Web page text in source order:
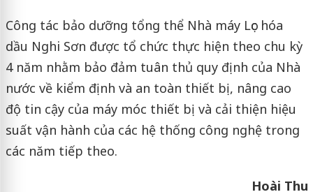
Công tác bảo dưỡng tổng thể Nhà máy Lọc hóa
dầu Nghi Sơn được tổ chức thực hiện theo chu kỳ
4 năm nhằm bảo đảm tuân thủ quy định của Nhà
nước về kiểm định và an toàn thiết bị, nâng cao
độ tin cậy của máy móc thiết bị và cải thiện hiệu
suất vận hành của các hệ thống công nghệ trong
các năm tiếp theo.
Hoài Thu